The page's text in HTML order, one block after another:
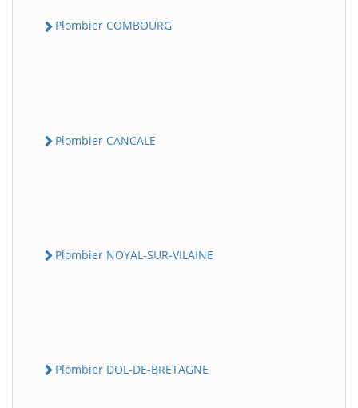
Plombier COMBOURG
Plombier CANCALE
Plombier NOYAL-SUR-VILAINE
Plombier DOL-DE-BRETAGNE